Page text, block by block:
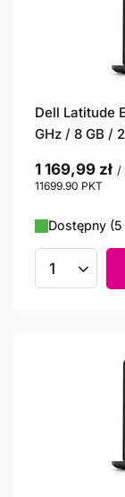
Dell Latitude
GHz / 8 GB /
1 169,99 zł /
11699.90 PKT
Dostępny (5
Ilość